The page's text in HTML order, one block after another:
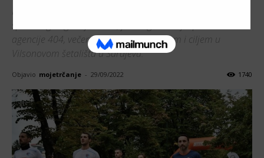
Peto izdanje AUDI B2B RUN trke, najvećeg poslovno-
sportskog događaja u BiH, je u organizaciji Sportslaba i
agencije 404, večeras održano sa startom i ciljem u
Vilsonovom šetalištu u Sarajevu.
Objavio mojetrčanje - 29/09/2022 1740